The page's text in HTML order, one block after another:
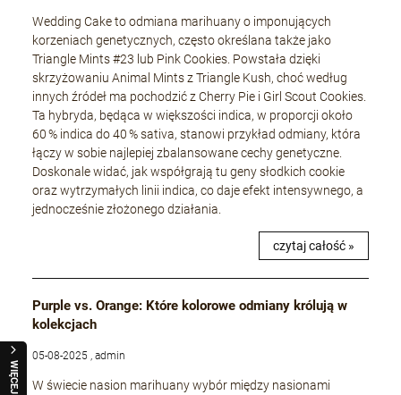
WIĘCEJ
Wedding Cake to odmiana marihuany o imponujących
korzeniach genetycznych, często określana także jako
Triangle Mints #23 lub Pink Cookies. Powstała dzięki
skrzyżowaniu Animal Mints z Triangle Kush, choć według
innych źródeł ma pochodzić z Cherry Pie i Girl Scout Cookies.
Ta hybryda, będąca w większości indica, w proporcji około
60 % indica do 40 % sativa, stanowi przykład odmiany, która
łączy w sobie najlepiej zbalansowane cechy genetyczne.
Doskonale widać, jak współgrają tu geny słodkich cookie
oraz wytrzymałych linii indica, co daje efekt intensywnego, a
jednocześnie złożonego działania.
czytaj całość »
Purple vs. Orange: Które kolorowe odmiany królują w
kolekcjach
05-08-2025 , admin
W świecie nasion marihuany wybór między nasionami